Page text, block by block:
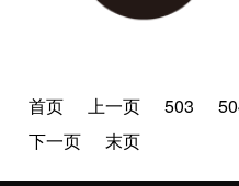
首页 上一页 503
下一页
末页